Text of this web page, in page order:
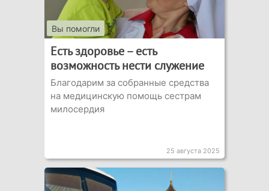
Вы помогли
Есть здоровье – есть
возможность нести служение
Благодарим за собранные средства
на медицинскую помощь сестрам
милосердия
25 августа 2025